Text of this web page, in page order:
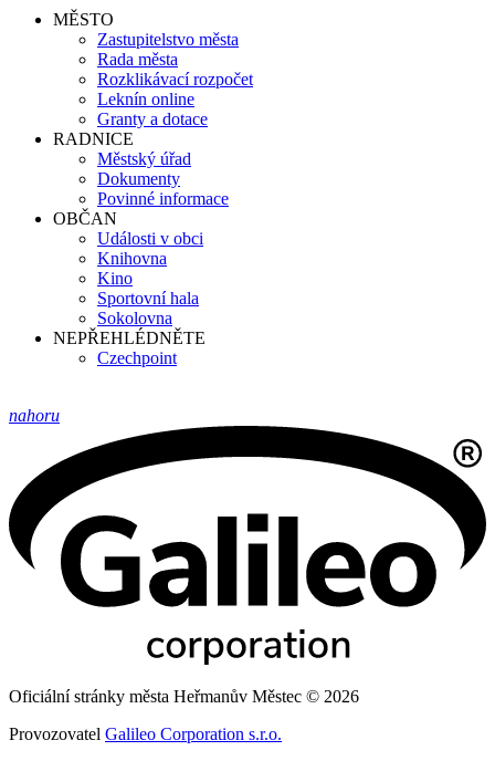
MĚSTO
Zastupitelstvo města
Rada města
Rozklikávací rozpočet
Leknín online
Granty a dotace
RADNICE
Městský úřad
Dokumenty
Povinné informace
OBČAN
Události v obci
Knihovna
Kino
Sportovní hala
Sokolovna
NEPŘEHLÉDNĚTE
Czechpoint
nahoru
Oficiální stránky města Heřmanův Městec © 2026
Provozovatel Galileo Corporation s.r.o.